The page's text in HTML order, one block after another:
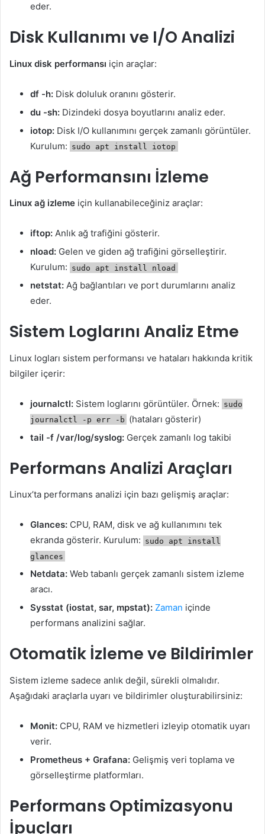
eder.
Disk Kullanımı ve I/O Analizi
Linux disk performansı için araçlar:
df -h: Disk doluluk oranını gösterir.
du -sh: Dizindeki dosya boyutlarını analiz eder.
iotop: Disk I/O kullanımını gerçek zamanlı görüntüler.
Kurulum: sudo apt install iotop
Ağ Performansını İzleme
Linux ağ izleme için kullanabileceğiniz araçlar:
iftop: Anlık ağ trafiğini gösterir.
nload: Gelen ve giden ağ trafiğini görselleştirir.
Kurulum: sudo apt install nload
netstat: Ağ bağlantıları ve port durumlarını analiz
eder.
Sistem Loglarını Analiz Etme
Linux logları sistem performansı ve hataları hakkında kritik
bilgiler içerir:
journalctl: Sistem loglarını görüntüler. Örnek: sudo
journalctl -p err -b (hataları gösterir)
tail -f /var/log/syslog: Gerçek zamanlı log takibi
Performans Analizi Araçları
Linux’ta performans analizi için bazı gelişmiş araçlar:
Glances: CPU, RAM, disk ve ağ kullanımını tek
ekranda gösterir. Kurulum: sudo apt install
glances
Netdata: Web tabanlı gerçek zamanlı sistem izleme
aracı.
Sysstat (iostat, sar, mpstat): Zaman içinde
performans analizini sağlar.
Otomatik İzleme ve Bildirimler
Sistem izleme sadece anlık değil, sürekli olmalıdır.
Aşağıdaki araçlarla uyarı ve bildirimler oluşturabilirsiniz:
Monit: CPU, RAM ve hizmetleri izleyip otomatik uyarı
verir.
Prometheus + Grafana: Gelişmiş veri toplama ve
görselleştirme platformları.
Performans Optimizasyonu
İpuçları